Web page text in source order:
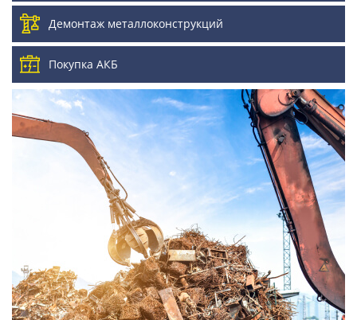
Демонтаж металлоконструкций
Покупка АКБ